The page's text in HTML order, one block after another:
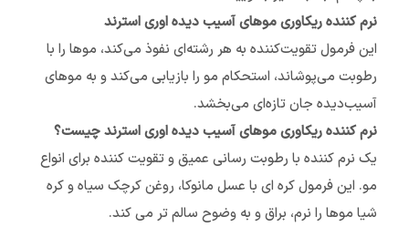
نرم کننده ریکاوری موهای آسیب دیده اوری استرند
این فرمول تقویت‌کننده به هر رشته‌ای نفوذ می‌کند، موها را با
رطوبت می‌پوشاند، استحکام مو را بازیابی می‌کند و به موهای
آسیب‌دیده جان تازه‌ای می‌بخشد.
نرم کننده ریکاوری موهای آسیب دیده اوری استرند چیست؟
یک نرم کننده با رطوبت رسانی عمیق و تقویت کننده برای انواع
مو. این فرمول کره ای با عسل مانوکا، روغن کرچک سیاه و کره
شیا موها را نرم، براق و به وضوح سالم تر می کند.